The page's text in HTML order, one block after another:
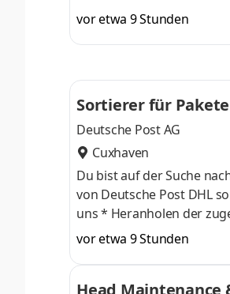
Vergütung durch bspw. freiwillige Rufbereitschaft * Ein
vor etwa 9 Stunden
Sortierer für
Deutsche Post AG
Cuxhaven
Du bist auf der Suche
von Deutsche Post DHL sorgst du
uns * Heranholen der zugeführten Paketbehälter * Sortieren der Paketsendungen auf verschiedene Bezirke Was wir
bieten * 16,42 € Stundenlohn deutlich über Mindestlohn! * Bezahlte Einarbeitung durch erfahrene Kollegen * Teilzeit
vor etwa 9 Stunden
Head Maintenance